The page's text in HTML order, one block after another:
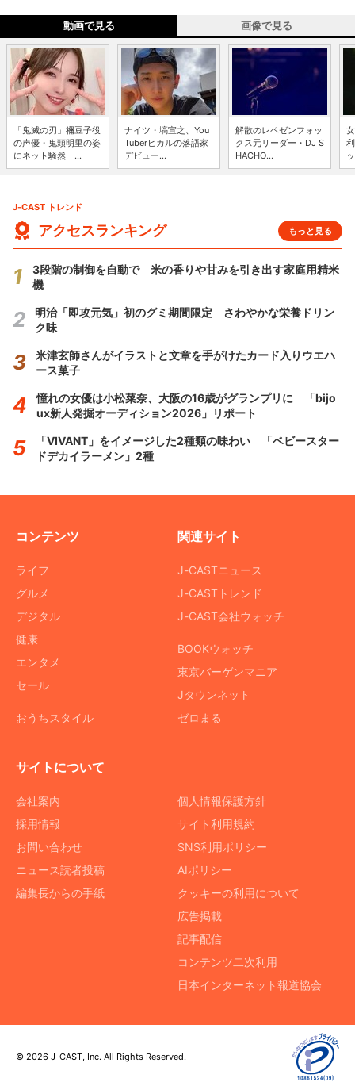
動画で見る 画像で見る
「鬼滅の刃」禰豆子役
の声優・鬼頭明里の姿
にネット騒然 ...
ナイツ・塙宣之、You
Tuberヒカルの落語家
デビュー...
解散のレペゼンフォッ
クス元リーダー・DJ S
HACHO...
J-CAST トレンド
アクセスランキング もっと見る
3段階の制御を自動で 米の香りや甘みを引き出す家庭用精米
機
明治「即攻元気」初のグミ期間限定 さわやかな栄養ドリン
ク味
米津玄師さんがイラストと文章を手がけたカード入りウエハ
ース菓子
憧れの女優は小松菜奈、大阪の16歳がグランプリに 「bijo
ux新人発掘オーディション2026」リポート
「VIVANT」をイメージした2種類の味わい 「ベビースター
ドデカイラーメン」2種
コンテンツ
ライフ
グルメ
デジタル
健康
エンタメ
セール
おうちスタイル
関連サイト
J-CASTニュース
J-CASTトレンド
J-CAST会社ウォッチ
BOOKウォッチ
東京バーゲンマニア
Jタウンネット
ゼロまる
サイトについて
会社案内
採用情報
お問い合わせ
ニュース読者投稿
編集長からの手紙
個人情報保護方針
サイト利用規約
SNS利用ポリシー
AIポリシー
クッキーの利用について
広告掲載
記事配信
コンテンツ二次利用
日本インターネット報道協会
© 2026 J-CAST, Inc. All Rights Reserved.